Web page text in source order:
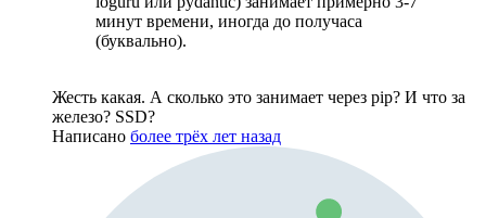
минут времени, иногда до получаса
(буквально).
Жесть какая. А сколько это занимает через pip? И что за
железо? SSD?
Написано более трёх лет назад